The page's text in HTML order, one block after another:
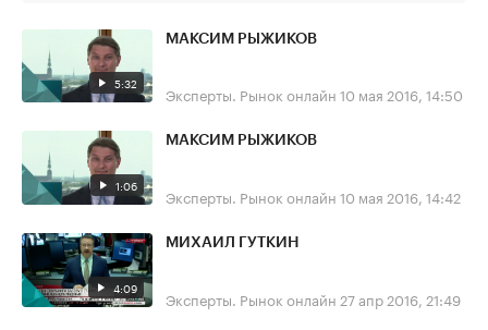
5:32
МАКСИМ РЫЖИКОВ
Эксперты. Рынок онлайн 10 мая 2016, 14:50
1:06
МАКСИМ РЫЖИКОВ
Эксперты. Рынок онлайн 10 мая 2016, 14:42
4:09
МИХАИЛ ГУТКИН
Эксперты. Рынок онлайн 27 апр 2016, 21:49